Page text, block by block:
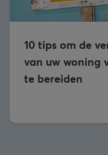
10 tips om de
van uw woning
te bereiden